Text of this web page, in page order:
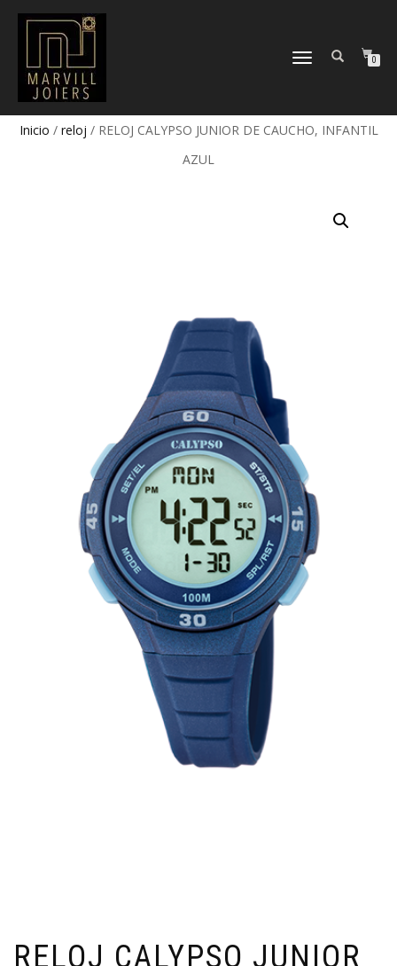
TOGGLE
0
Inicio / reloj / RELOJ CALYPSO JUNIOR DE CAUCHO, INFANTIL
AZUL
RELOJ CALYPSO JUNIOR